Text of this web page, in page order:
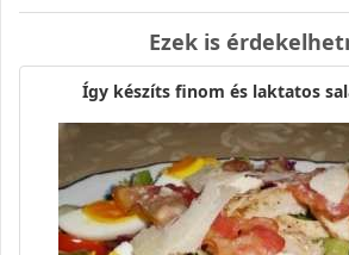
Ezek is
Így készíts finom és laktatos